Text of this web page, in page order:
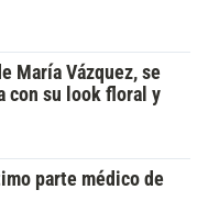
María Vázquez, se
con su look floral y
parte médico de